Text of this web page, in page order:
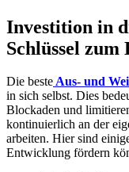
Investition in
Schlüssel zum
Die besteAus- und
in sich selbst. Dies
Blockaden und
kontinuierlich an der
arbeiten. Hier sind
Entwicklung fördern